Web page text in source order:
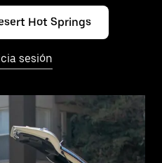
Hot Springs
sesión